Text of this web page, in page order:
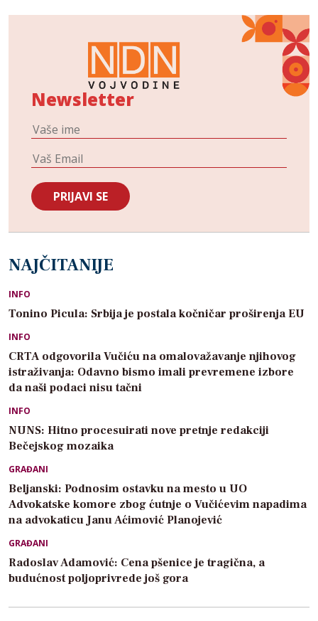
Newsletter
NAJČITANIJE
INFO
Tonino Picula: Srbija je postala kočničar proširenja EU
INFO
CRTA odgovorila Vučiću na omalovažavanje njihovog
istraživanja: Odavno bismo imali prevremene izbore
da naši podaci nisu tačni
INFO
NUNS: Hitno procesuirati nove pretnje redakciji
Bečejskog mozaika
GRAĐANI
Beljanski: Podnosim ostavku na mesto u UO
Advokatske komore zbog ćutnje o Vučićevim napadima
na advokaticu Janu Aćimović Planojević
GRAĐANI
Radoslav Adamović: Cena pšenice je tragična, a
budućnost poljoprivrede još gora